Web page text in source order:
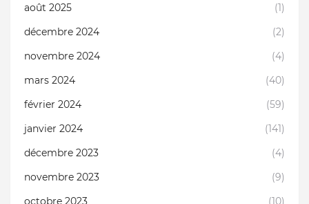
août 2025
(1)
décembre 2024
(2)
novembre 2024
(4)
mars 2024
(40)
février 2024
(59)
janvier 2024
(141)
décembre 2023
(4)
novembre 2023
(9)
octobre 2023
(10)